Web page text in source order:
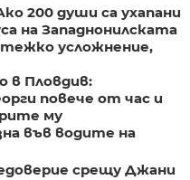
200 души са ухапани
на Западнонилската
тежко усложнение,
в Пловдив:
повече от час и
му
във водите на
срещу Джани